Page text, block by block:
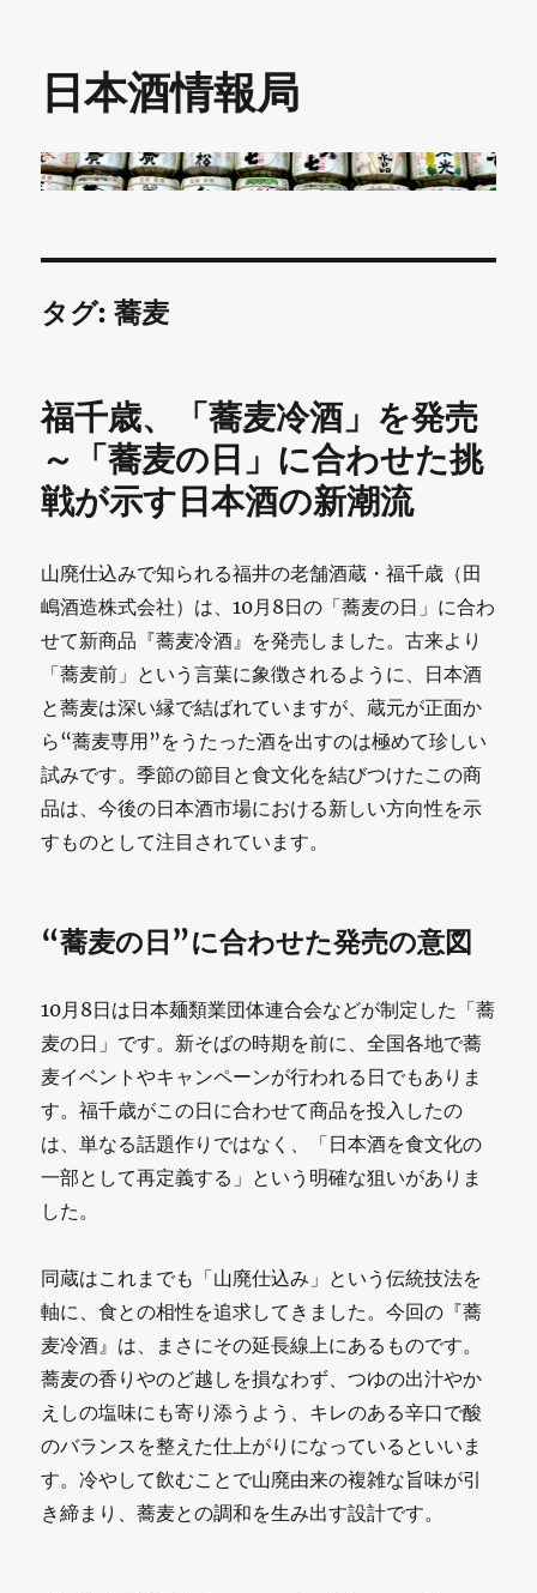
日本酒情報局
タグ:蕎麦
福千歳、「蕎麦冷酒」を発売
～「蕎麦の日」に合わせた挑
戦が示す日本酒の新潮流
山廃仕込みで知られる福井の老舗酒蔵・福千歳（田
嶋酒造株式会社）は、10月8日の「蕎麦の日」に合わ
せて新商品『蕎麦冷酒』を発売しました。古来より
「蕎麦前」という言葉に象徴されるように、日本酒
と蕎麦は深い縁で結ばれていますが、蔵元が正面か
ら“蕎麦専用”をうたった酒を出すのは極めて珍しい
試みです。季節の節目と食文化を結びつけたこの商
品は、今後の日本酒市場における新しい方向性を示
すものとして注目されています。
“蕎麦の日”に合わせた発売の意図
10月8日は日本麺類業団体連合会などが制定した「蕎
麦の日」です。新そばの時期を前に、全国各地で蕎
麦イベントやキャンペーンが行われる日でもありま
す。福千歳がこの日に合わせて商品を投入したの
は、単なる話題作りではなく、「日本酒を食文化の
一部として再定義する」という明確な狙いがありま
した。
同蔵はこれまでも「山廃仕込み」という伝統技法を
軸に、食との相性を追求してきました。今回の『蕎
麦冷酒』は、まさにその延長線上にあるものです。
蕎麦の香りやのど越しを損なわず、つゆの出汁やか
えしの塩味にも寄り添うよう、キレのある辛口で酸
のバランスを整えた仕上がりになっているといいま
す。冷やして飲むことで山廃由来の複雑な旨味が引
き締まり、蕎麦との調和を生み出す設計です。